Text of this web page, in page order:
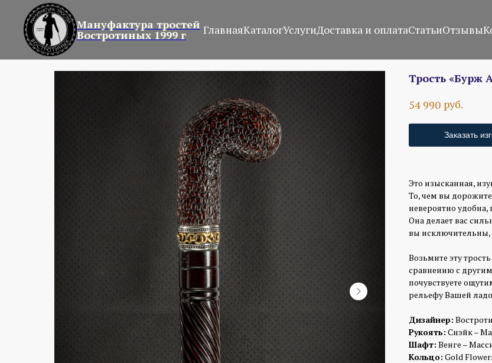
Мануфактура тростей
Востротиных 1999 г ГлавнаяКаталогУслугиДоставка и оплатаСтатьиОтзывы
Трость «Бурж
54 990 руб.
Заказать
Это изысканная,
То, чем вы
невероятно удобна,
Она делает вас
вы исключительны,
Возьмите эту
сравнению с
почувствуете
рельефу Вашей
Дизайнер:
Рукоять: Снэйк –
Шафт: Венге –
Кольцо: Gold